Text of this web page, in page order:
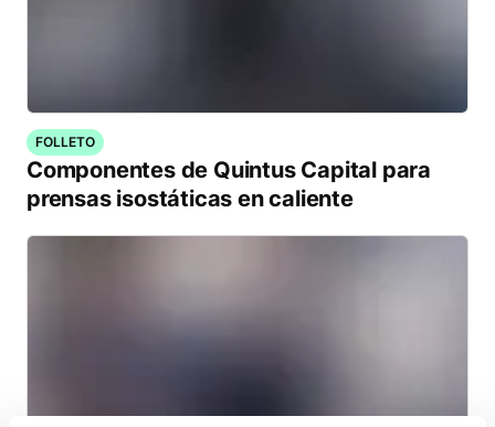
FOLLETO
Componentes de Quintus Capital para
prensas isostáticas en caliente